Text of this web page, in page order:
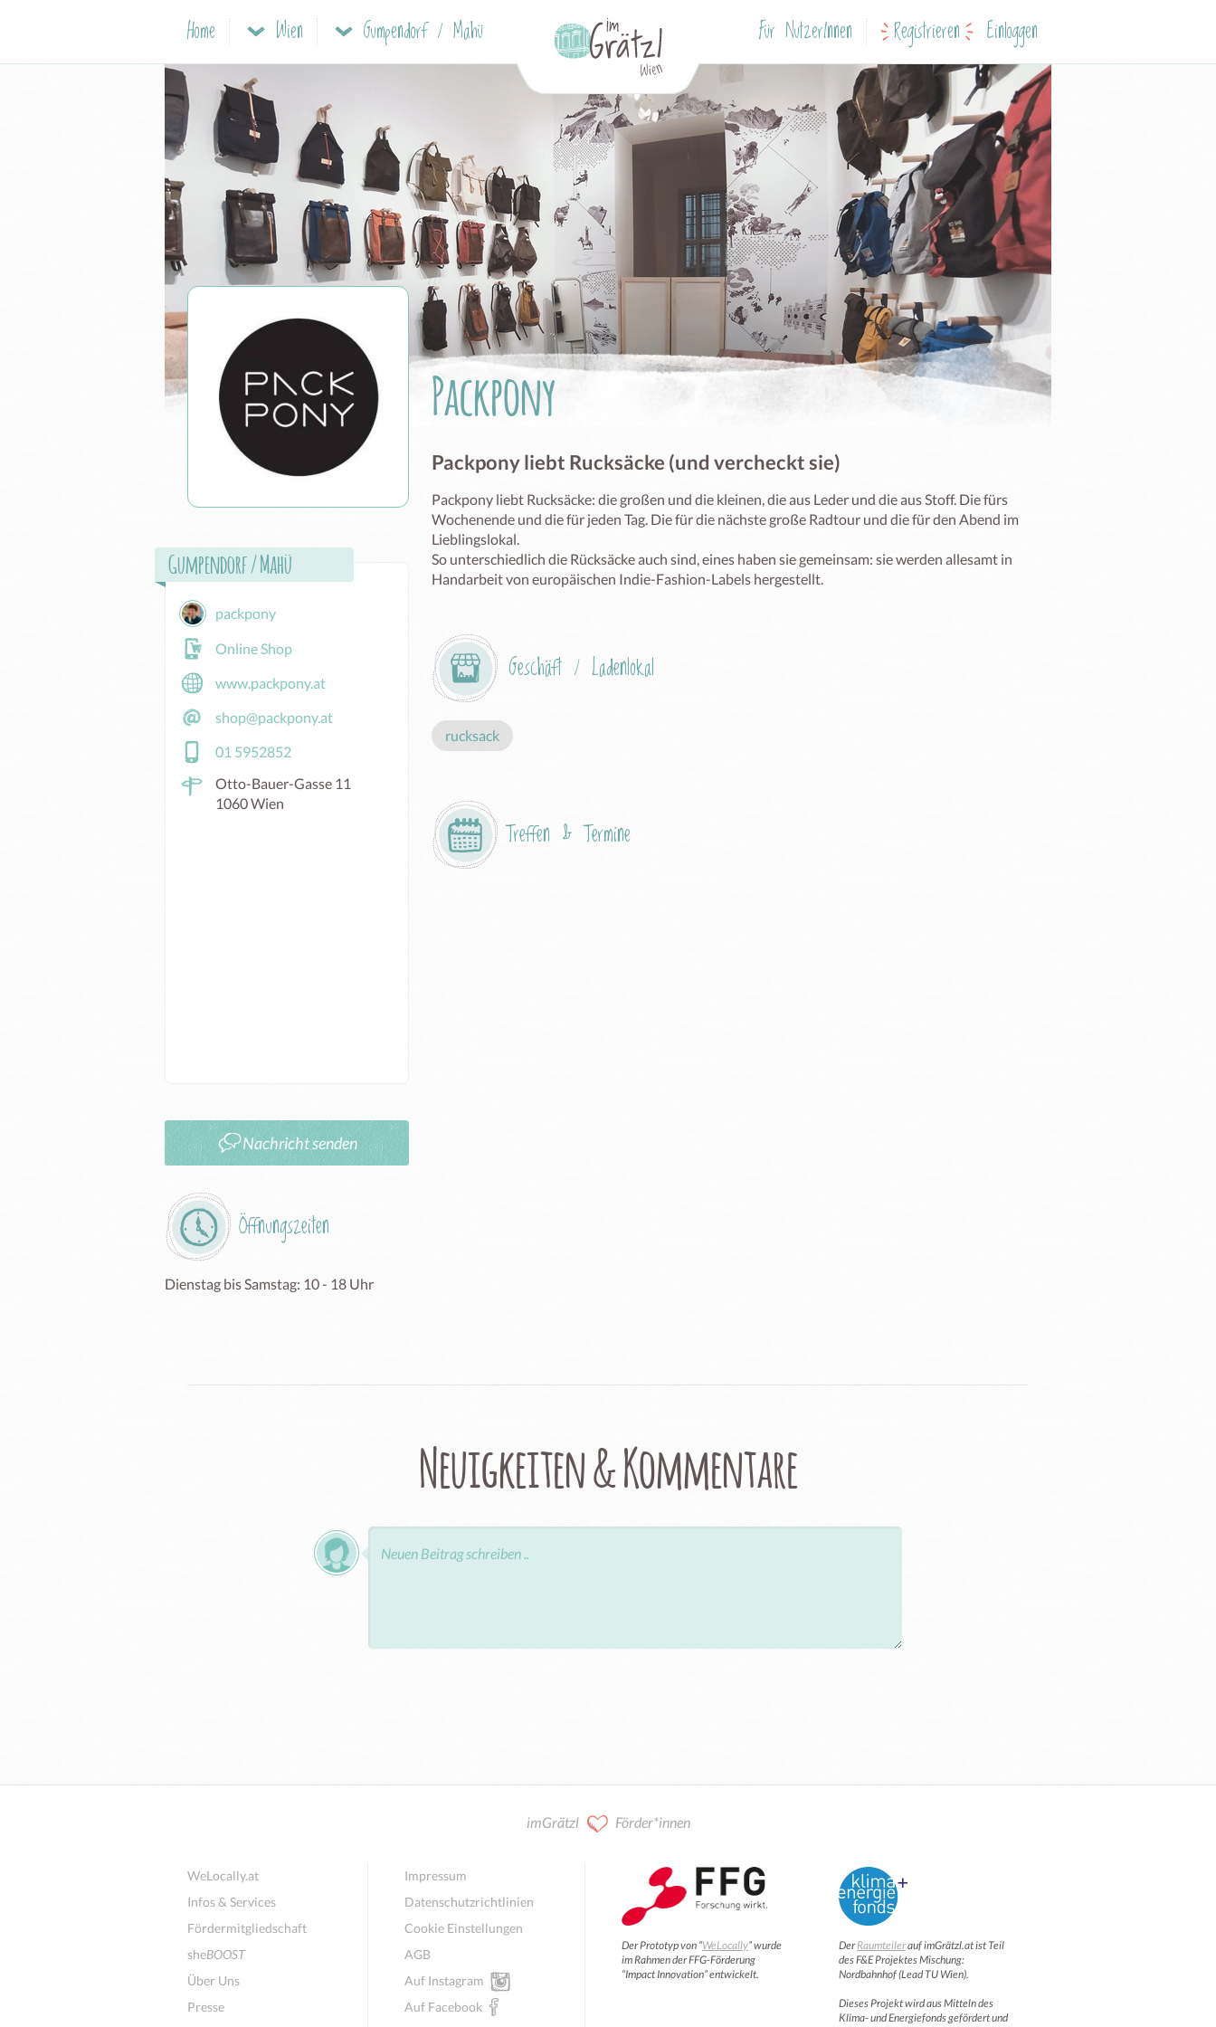
Home Wien Gumpendorf / Mahü Für NutzerInnen Registrieren Einloggen
Packpony
Packpony liebt Rucksäcke (und vercheckt sie)
Packpony liebt Rucksäcke: die großen und die kleinen, die aus Leder und die aus Stoff. Die fürs
Wochenende und die für jeden Tag. Die für die nächste große Radtour und die für den Abend im
Lieblingslokal.
So unterschiedlich die Rücksäcke auch sind, eines haben sie gemeinsam: sie werden allesamt in
Geschäft / Ladenlokal
rucksack
Treffen & Termine
Gumpendorf / Mahü
packpony
Online Shop
www.packpony.at
shop@packpony.at
01 5952852
Otto-Bauer-Gasse 11
1060 Wien
Nachricht senden
Öffnungszeiten
Dienstag bis Samstag: 10 - 18 Uhr
Neuigkeiten & Kommentare
imGrätzl Förder*innen
WeLocally.at
Infos & Services
Fördermitgliedschaft
sheBOOST
Über Uns
Presse
Impressum
Datenschutzrichtlinien
Cookie Einstellungen
AGB
Auf Instagram
Auf Facebook
Der Prototyp von “WeLocally” wurde
im Rahmen der FFG-Förderung
“Impact Innovation” entwickelt.
DerRaumteilerauf imGrätzl.at ist Teil
des F&E Projektes Mischung:
Nordbahnhof (Lead TU Wien).
Dieses Projekt wird aus Mitteln des
Klima- und Energiefonds gefördert und